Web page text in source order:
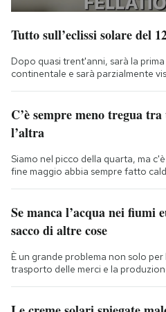
Tutto sull’eclissi solare del
Dopo quasi trent'anni, sarà la
continentale e sarà parzialmente
C’è sempre meno tregua
l’altra
Siamo nel picco della quarta, ma
fine maggio abbia sempre fatto
Se manca l’acqua nei fiumi
sacco di altre cose
È un grande problema non solo
trasporto delle merci e la